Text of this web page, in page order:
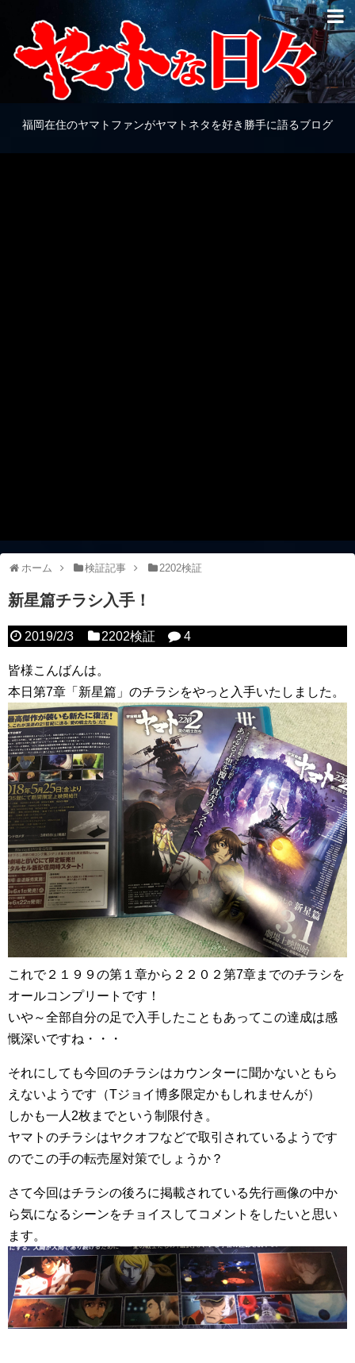
福岡在住のヤマトファンがヤマトネタを好き勝手に語るブログ
ホーム 検証記事 2202検証
新星篇チラシ入手！
2019/2/3 2202検証 4
皆様こんばんは。
本日第7章「新星篇」のチラシをやっと入手いたしました。
これで２１９９の第１章から２２０２第7章までのチラシを
オールコンプリートです！
いや～全部自分の足で入手したこともあってこの達成は感
慨深いですね・・・
それにしても今回のチラシはカウンターに聞かないともら
えないようです（Tジョイ博多限定かもしれませんが）
しかも一人2枚までという制限付き。
ヤマトのチラシはヤクオフなどで取引されているようです
のでこの手の転売屋対策でしょうか？
さて今回はチラシの後ろに掲載されている先行画像の中か
ら気になるシーンをチョイスしてコメントをしたいと思い
ます。